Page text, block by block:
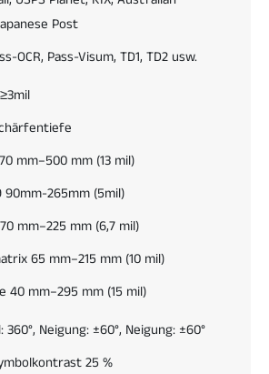
Post
OCR, Pass-Visum, TD1, TD2 usw.
mm–500 mm (13 mil)
90mm-265mm (5mil)
70 mm–225 mm (6,7 mil)
65 mm–215 mm (10 mil)
40 mm–295 mm (15 mil)
360°, Neigung: ±60°, Neigung: ±60°
25 %